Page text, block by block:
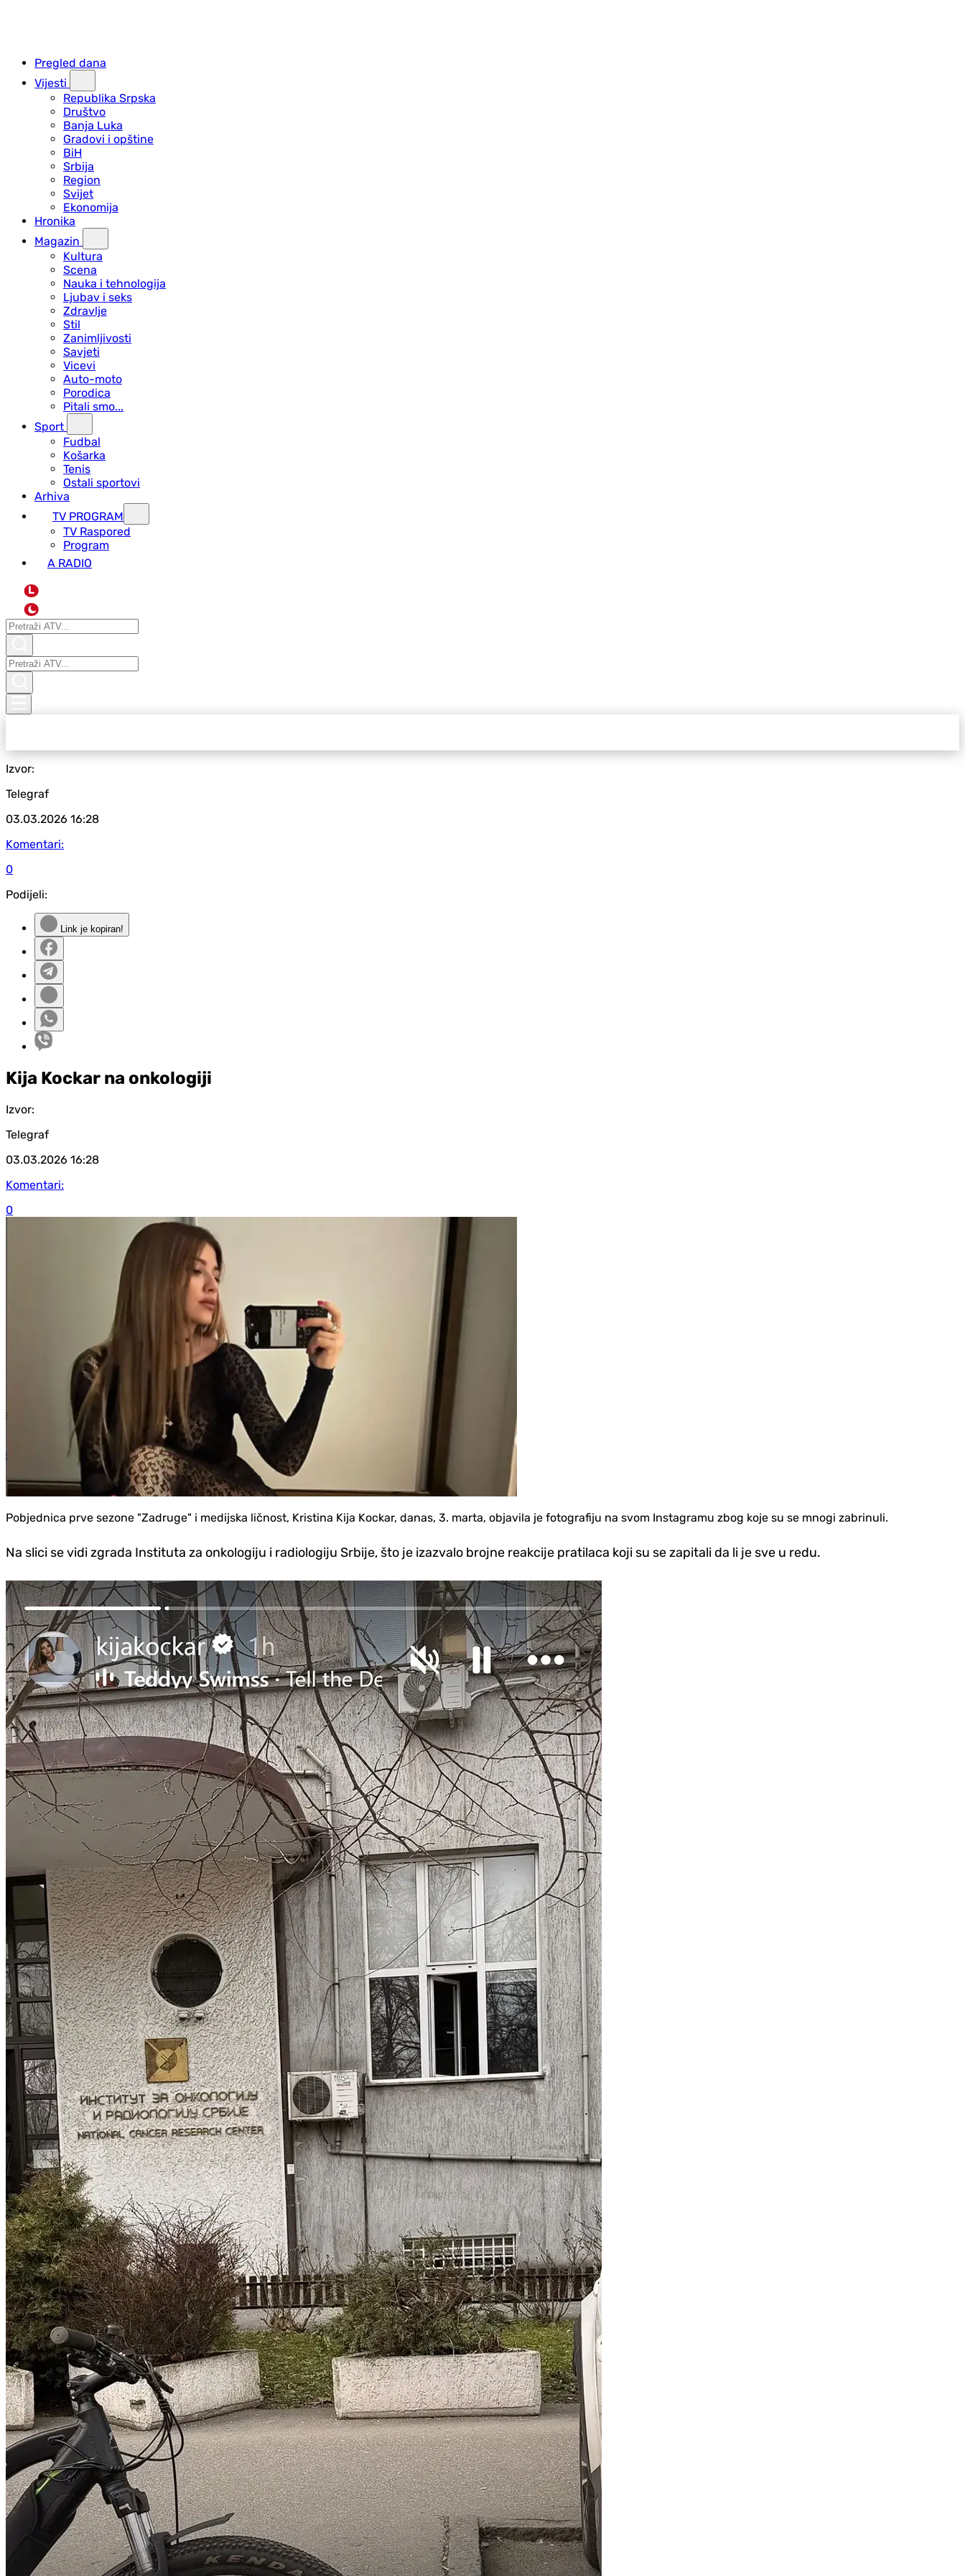
Pregled dana
Vijesti
Republika Srpska
Društvo
Banja Luka
Gradovi i opštine
BiH
Srbija
Region
Svijet
Ekonomija
Hronika
Magazin
Kultura
Scena
Nauka i tehnologija
Ljubav i seks
Zdravlje
Stil
Zanimljivosti
Savjeti
Vicevi
Auto-moto
Porodica
Pitali smo...
Sport
Fudbal
Košarka
Tenis
Ostali sportovi
Arhiva
TV PROGRAM
ТV Raspored
Program
A RADIO
L
Izvor:
Telegraf
03.03.2026 16:28
Komentari:
0
Podijeli:
Link je kopiran!
Kija Kockar na onkologiji
Izvor:
Telegraf
03.03.2026 16:28
Komentari:
0
Pobjednica prve sezone "Zadruge" i medijska ličnost, Kristina Kija Kockar, danas, 3. marta, objavila je fotografiju na svom Instagramu zbog koje su se mnogi zabrinuli.
Na slici se vidi zgrada Instituta za onkologiju i radiologiju Srbije, što je izazvalo brojne reakcije pratilaca koji su se zapitali da li je sve u redu.